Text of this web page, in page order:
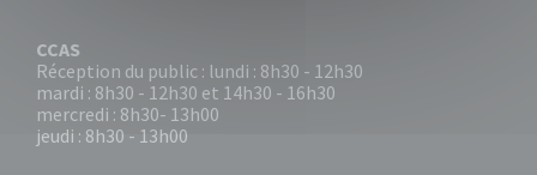
CCAS
Réception du public : lundi : 8h30 - 12h30
mardi : 8h30 - 12h30 et 14h30 - 16h30
mercredi : 8h30- 13h00
jeudi : 8h30 - 13h00